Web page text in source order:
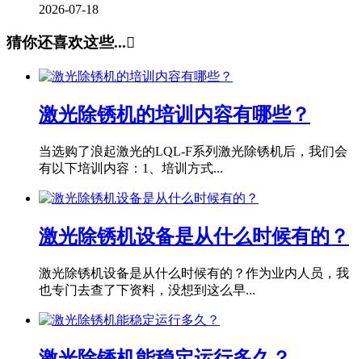
2026-07-18
猜你还喜欢这些...
激光除锈机的培训内容有哪些？
当选购了浪起激光的LQL-F系列激光除锈机后，我们会
有以下培训内容：1、培训方式...
激光除锈机设备是从什么时候有的？
激光除锈机设备是从什么时候有的？作为业内人员，我
也专门去查了下资料，没想到这么早...